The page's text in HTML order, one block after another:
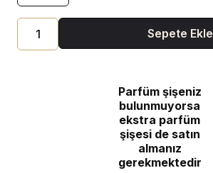
Sepete Ekle
Parfüm şişeniz
bulunmuyorsa
ekstra parfüm
şişesi de satın
almanız
gerekmektedir